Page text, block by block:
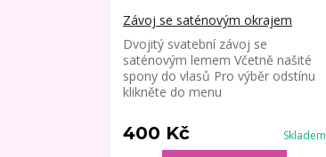
Závoj se saténovým okrajem
Dvojitý svatební závoj se
saténovým lemem Včetně našité
spony do vlasů Pro výběr odstínu
klikněte do menu
400 Kč Skladem